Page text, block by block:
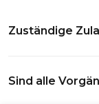
Zuständige
Antrag wird
Sind alle